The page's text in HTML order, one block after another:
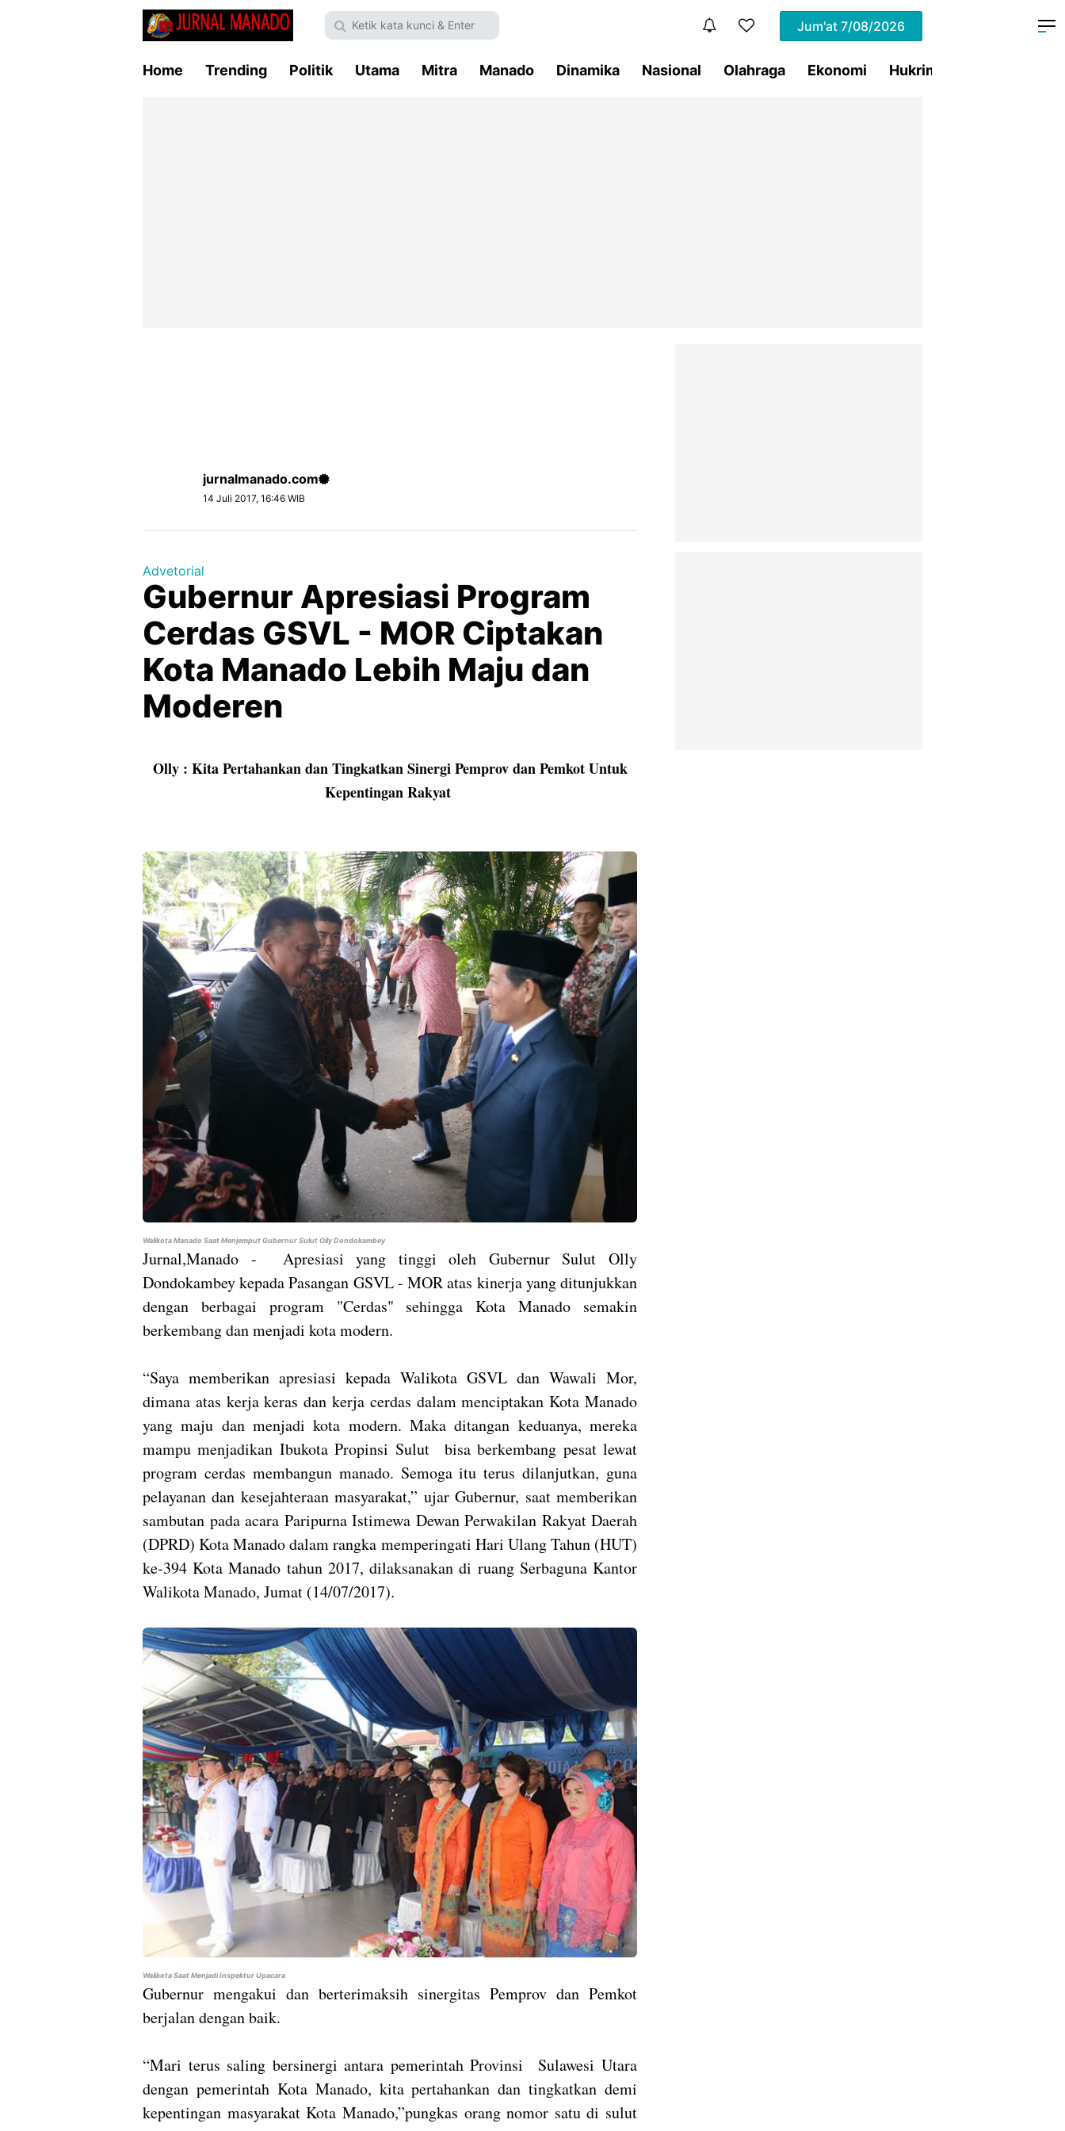
Jum'at 7/08/2026
Home Trending Politik Utama Mitra Manado Dinamika Nasional Olahraga Ekonomi Hukrim
jurnalmanado.com
14 Juli 2017, 16:46 WIB
Advetorial
Gubernur Apresiasi Program
Cerdas GSVL - MOR Ciptakan
Kota Manado Lebih Maju dan
Moderen
Olly : Kita Pertahankan dan Tingkatkan Sinergi Pemprov dan Pemkot Untuk
Kepentingan Rakyat
Walikota Manado Saat Menjemput Gubernur Sulut Olly Dondokambey
Jurnal,Manado - Apresiasi yang tinggi oleh Gubernur Sulut Olly
Dondokambey kepada Pasangan GSVL - MOR atas kinerja yang ditunjukkan
dengan berbagai program "Cerdas" sehingga Kota Manado semakin
berkembang dan menjadi kota modern.
“Saya memberikan apresiasi kepada Walikota GSVL dan Wawali Mor,
dimana atas kerja keras dan kerja cerdas dalam menciptakan Kota Manado
yang maju dan menjadi kota modern. Maka ditangan keduanya, mereka
mampu menjadikan Ibukota Propinsi Sulut bisa berkembang pesat lewat
program cerdas membangun manado. Semoga itu terus dilanjutkan, guna
pelayanan dan kesejahteraan masyarakat,” ujar Gubernur, saat memberikan
sambutan pada acara Paripurna Istimewa Dewan Perwakilan Rakyat Daerah
(DPRD) Kota Manado dalam rangka memperingati Hari Ulang Tahun (HUT)
ke-394 Kota Manado tahun 2017, dilaksanakan di ruang Serbaguna Kantor
Walikota Manado, Jumat (14/07/2017).
Walikota Saat Menjadi Inspektur Upacara
Gubernur mengakui dan berterimaksih sinergitas Pemprov dan Pemkot
berjalan dengan baik.
“Mari terus saling bersinergi antara pemerintah Provinsi Sulawesi Utara
dengan pemerintah Kota Manado, kita pertahankan dan tingkatkan demi
kepentingan masyarakat Kota Manado,”pungkas orang nomor satu di sulut